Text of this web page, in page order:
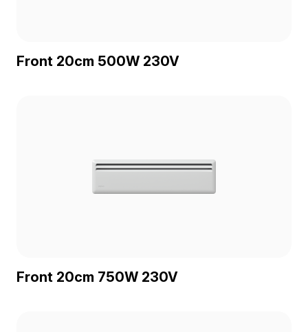
Front 20cm 500W 230V
Front 20cm 750W 230V